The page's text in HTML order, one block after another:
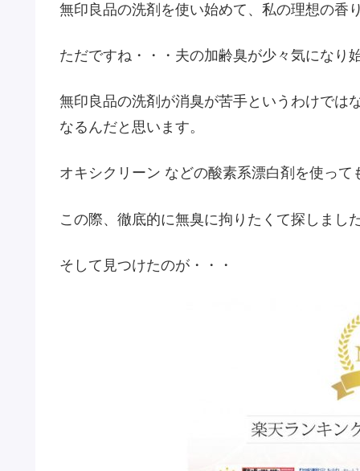
無印良品の洗剤を使い始めて、私の理想の香
ただですね・・・夫の加齢臭が少々気になり
無印良品の洗剤が消臭が苦手というわけでは
なるんだと思います。
オキシクリーン などの酸素系漂白剤を使っ
この際、徹底的に無臭に拘りたくて探しまし
そして見つけたのが・・・